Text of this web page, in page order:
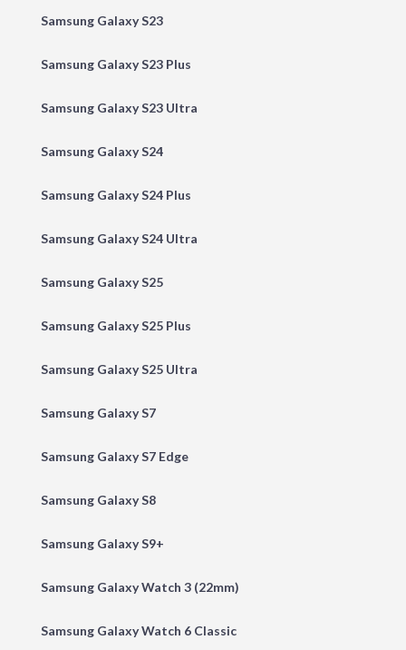
Samsung Galaxy S23
Samsung Galaxy S23 Plus
Samsung Galaxy S23 Ultra
Samsung Galaxy S24
Samsung Galaxy S24 Plus
Samsung Galaxy S24 Ultra
Samsung Galaxy S25
Samsung Galaxy S25 Plus
Samsung Galaxy S25 Ultra
Samsung Galaxy S7
Samsung Galaxy S7 Edge
Samsung Galaxy S8
Samsung Galaxy S9+
Samsung Galaxy Watch 3 (22mm)
Samsung Galaxy Watch 6 Classic